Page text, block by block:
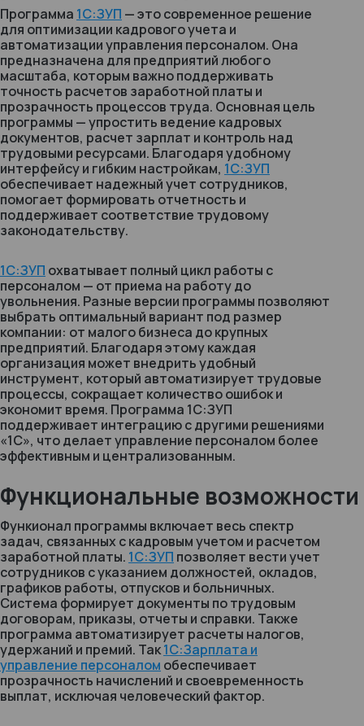
Программа 1С:ЗУП — это современное решение
для оптимизации кадрового учета и
автоматизации управления персоналом. Она
предназначена для предприятий любого
масштаба, которым важно поддерживать
точность расчетов заработной платы и
прозрачность процессов труда. Основная цель
программы — упростить ведение кадровых
документов, расчет зарплат и контроль над
трудовыми ресурсами. Благодаря удобному
интерфейсу и гибким настройкам, 1С:ЗУП
обеспечивает надежный учет сотрудников,
помогает формировать отчетность и
поддерживает соответствие трудовому
законодательству.
1С:ЗУП охватывает полный цикл работы с
персоналом — от приема на работу до
увольнения. Разные версии программы позволяют
выбрать оптимальный вариант под размер
компании: от малого бизнеса до крупных
предприятий. Благодаря этому каждая
организация может внедрить удобный
инструмент, который автоматизирует трудовые
процессы, сокращает количество ошибок и
экономит время. Программа 1С:ЗУП
поддерживает интеграцию с другими решениями
«1С», что делает управление персоналом более
эффективным и централизованным.
Функциональные возможности
Функионал программы включает весь спектр
задач, связанных с кадровым учетом и расчетом
заработной платы. 1С:ЗУП позволяет вести учет
сотрудников с указанием должностей, окладов,
графиков работы, отпусков и больничных.
Система формирует документы по трудовым
договорам, приказы, отчеты и справки. Также
программа автоматизирует расчеты налогов,
удержаний и премий. Так1С:Зарплата и
управление персоналом обеспечивает
прозрачность начислений и своевременность
выплат, исключая человеческий фактор.